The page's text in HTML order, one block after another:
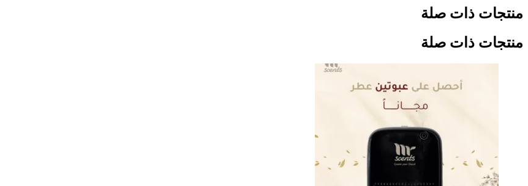
منتجات ذات صلة
منتجات ذات صلة